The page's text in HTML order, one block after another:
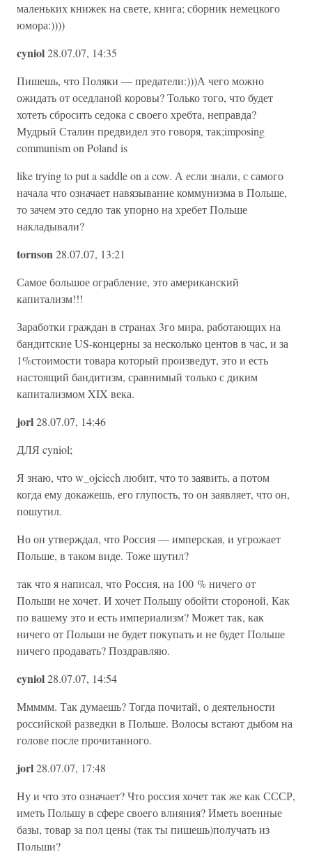
маленьких книжек на свете, книга; сборник немецкого
юмора:))))
cyniol28.07.07, 14:35
Пишешь, что Поляки — предатели:)))А чего можно
ожидать от оседланой коровы? Только того, что будет
хотеть сбросить седока с своего хребта, неправда?
Мудрый Сталин предвидел это говоря, так;imposing
communism on Poland is
like trying to put a saddle on a cow. А если знали, с самого
начала что означает навязывание коммунизма в Польше,
то зачем это седло так упорно на хребет Польше
накладывали?
tornson28.07.07, 13:21
Самое большое ограбление, это американский
капитализм!!!
Заработки граждан в странах 3го мира, работающих на
бандитские US-концерны за несколько центов в час, и за
1%стоимости товара который произведут, это и есть
настоящий бандитизм, сравнимый только с диким
капитализмом XIX века.
jorl28.07.07, 14:46
ДЛЯ cyniol;
Я знаю, что w_ojciech любит, что то заявить, а потом
когда ему докажешь, его глупость, то он заявляет, что он,
пошутил.
Но он утверждал, что Россия — имперская, и угрожает
Польше, в таком виде. Тоже шутил?
так что я написал, что Россия, на 100 % ничего от
Польши не хочет. И хочет Польшу обойти стороной, Как
по вашему это и есть империализм? Может так, как
ничего от Польши не будет покупать и не будет Польше
ничего продавать? Поздравляю.
cyniol28.07.07, 14:54
Ммммм. Так думаешь? Тогда почитай, о деятельности
российской разведки в Польше. Волосы встают дыбом на
голове после прочитанного.
jorl28.07.07, 17:48
Ну и что это означает? Что россия хочет так же как СССР,
иметь Польшу в сфере своего влияния? Иметь военные
базы, товар за пол цены (так ты пишешь)получать из
Польши?